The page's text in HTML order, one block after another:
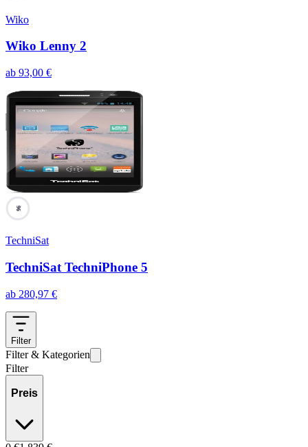
Wiko
Wiko Lenny 2
ab 93,00 €
96
TechniSat
TechniSat TechniPhone 5
ab 280,97 €
Filter
Filter & Kategorien
Filter
Preis